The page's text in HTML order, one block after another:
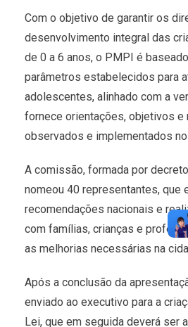
Com o objetivo de garantir os
desenvolvimento integral das
de 0 a 6 anos, o PMPI é
parâmetros estabelecidos para
adolescentes, alinhado com a
fornece orientações, objetivos e
observados e implementados
A comissão, formada por
nomeou 40 representantes, que
recomendações nacionais e
com famílias, crianças e
as melhorias necessárias na
Após a conclusão da
enviado ao executivo para a
Lei, que em seguida deverá ser